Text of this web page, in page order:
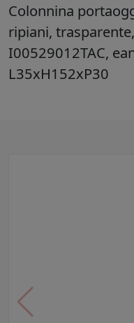
Colonnina
ripiani,
I00529012TAC,
L35xH152xP30